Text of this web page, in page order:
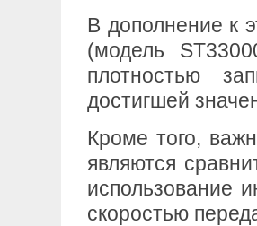
В дополнение к
(модель
плотностью
достигшей
Кроме того,
являются
использование
скоростью